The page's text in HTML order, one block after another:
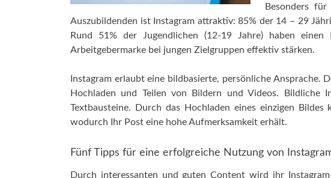
Besonders
Auszubildenden ist Instagram attraktiv: 85% der 14 – 29
Rund 51% der Jugendlichen (12-19 Jahre) haben
Arbeitgebermarke bei jungen Zielgruppen effektiv stärken.
Instagram erlaubt eine bildbasierte, persönliche
Hochladen und Teilen von Bildern und Videos. Bildliche
Textbausteine. Durch das Hochladen eines einzigen
wodurch Ihr Post eine hohe Aufmerksamkeit erhält.
Fünf Tipps für eine erfolgreiche Nutzung von
Durch interessanten und guten Content wird ihr